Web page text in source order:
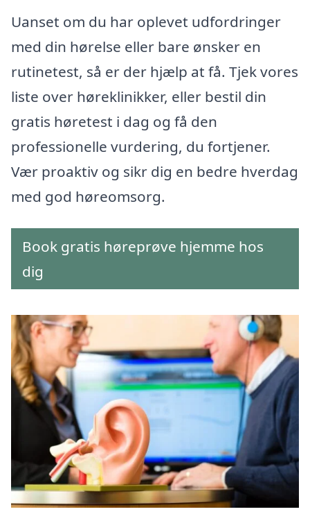
Uanset om du har oplevet udfordringer
med din hørelse eller bare ønsker en
rutinetest, så er der hjælp at få. Tjek vores
liste over høreklinikker, eller bestil din
gratis høretest i dag og få den
professionelle vurdering, du fortjener.
Vær proaktiv og sikr dig en bedre hverdag
med god høreomsorg.
Book gratis høreprøve hjemme hos
dig